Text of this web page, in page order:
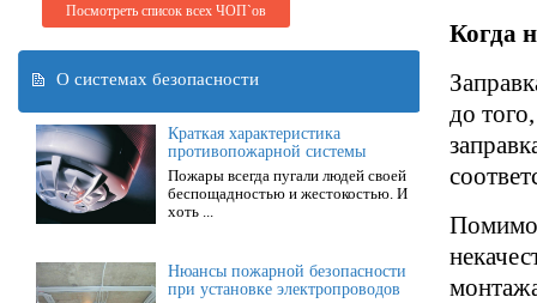
Когда
до
Помимо
Посмотреть список всех ЧОП`ов
О системах безопасности
Краткая характеристика
противопожарной системы
Пожары всегда пугали людей своей
беспощадностью и жестокостью. И
хоть ...
Нюансы пожарной безопасности
при установке электропроводов